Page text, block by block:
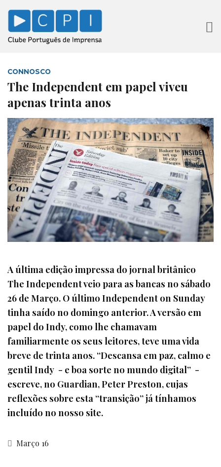
CONNOSCO
The Independent em papel viveu
apenas trinta anos
A última edição impressa do jornal britânico
The Independent veio para as bancas no sábado
26 de Março. O último Independent on Sunday
tinha saído no domingo anterior. A versão em
papel do Indy, como lhe chamavam
familiarmente os seus leitores, teve uma vida
breve de trinta anos. “Descansa em paz, calmo e
gentil Indy - e boa sorte no mundo digital” -
escreve, no Guardian, Peter Preston, cujas
reflexões sobre esta “transição” já tínhamos
incluído no nosso site.
Março 16